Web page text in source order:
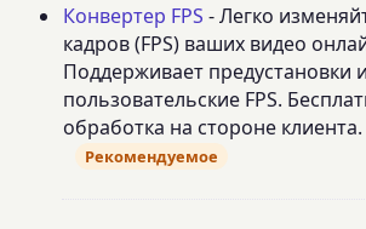
Конвертер FPS - Легко
кадров (FPS) ваших видео
Поддерживает предустановки и
пользовательские FPS.
обработка на стороне клиента.
Рекомендуемое